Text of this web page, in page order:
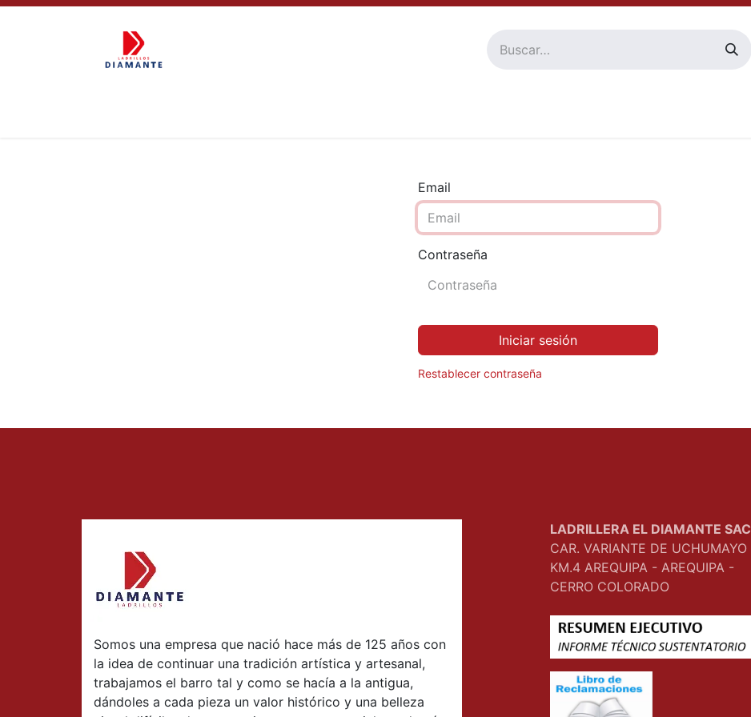
Email
Contraseña
Iniciar sesión
Restablecer contraseña
Somos una empresa que nació hace más de 125 años con
la idea de continuar una tradición artística y artesanal,
trabajamos el barro tal y como se hacía a la antigua,
dándoles a cada pieza un valor histórico y una belleza
LADRILLERA EL DIAMANTE SAC
CAR. VARIANTE DE UCHUMAYO
KM.4 AREQUIPA - AREQUIPA -
CERRO COLORADO